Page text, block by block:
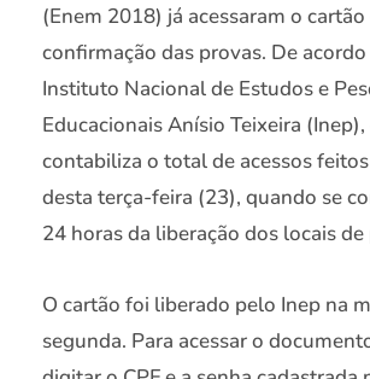
(Enem 2018) já acessaram o cartão
confirmação das provas. De
Instituto Nacional de Estudos e
Educacionais Anísio Teixeira
contabiliza o total de acessos
desta terça-feira (23), quando se
24 horas da liberação dos locais de
O cartão foi liberado pelo Inep na
segunda. Para acessar o